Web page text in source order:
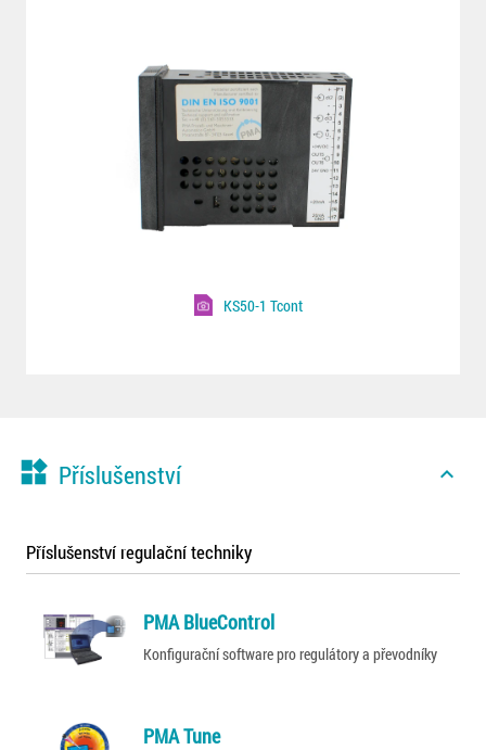
KS50-1 Tcont
widgets Příslušenství expand_less
Příslušenství regulační techniky
PMA BlueControl
Konfigurační software pro regulátory a převodníky
PMA Tune